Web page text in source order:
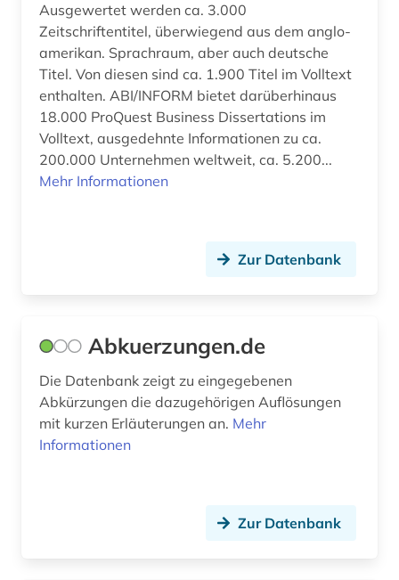
bibliotheken (3)
bibliotheksbenutzung (1)
bibliotheksbestand (2)
bibliothekskatalog (2)
bibliotheksservice-zentrum baden-
bibliothekswesen (1)
bibliothekswissenschaft (2)
bibliothèque royale albert i. (2)
Ausgewertet werden ca. 3.000
Zeitschriftentitel, überwiegend aus dem anglo-
amerikan. Sprachraum, aber auch deutsche
Titel. Von diesen sind ca. 1.900 Titel im Volltext
enthalten. ABI/INFORM bietet darüberhinaus
18.000 ProQuest Business Dissertations im
Volltext, ausgedehnte Informationen zu ca.
200.000 Unternehmen weltweit, ca. 5.200...
Mehr Informationen
Zur Datenbank
Abkuerzungen.de
Die Datenbank zeigt zu eingegebenen
Abkürzungen die dazugehörigen Auflösungen
mit kurzen Erläuterungen an. Mehr
Informationen
Zur Datenbank